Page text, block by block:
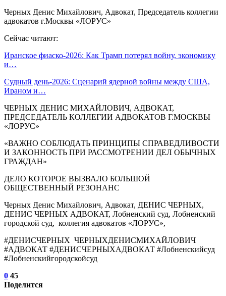
Черных Денис Михайлович, Адвокат, Председатель коллегии
адвокатов г.Москвы «ЛОРУС»
Сейчас читают:
Иранское фиаско-2026: Как Трамп потерял войну, экономику
и…
Судный день-2026: Сценарий ядерной войны между США,
Ираном и…
ЧЕРНЫХ ДЕНИС МИХАЙЛОВИЧ, АДВОКАТ,
ПРЕДСЕДАТЕЛЬ КОЛЛЕГИИ АДВОКАТОВ Г.МОСКВЫ
«ЛОРУС»
«ВАЖНО СОБЛЮДАТЬ ПРИНЦИПЫ СПРАВЕДЛИВОСТИ
И ЗАКОННОСТЬ ПРИ РАССМОТРЕНИИ ДЕЛ ОБЫЧНЫХ
ГРАЖДАН»
ДЕЛО КОТОРОЕ ВЫЗВАЛО БОЛЬШОЙ
ОБЩЕСТВЕННЫЙ РЕЗОНАНС
Черных Денис Михайлович, Адвокат, ДЕНИС ЧЕРНЫХ,
ДЕНИС ЧЕРНЫХ АДВОКАТ, Лобненский суд, Лобненский
городской суд, коллегия адвокатов «ЛОРУС»,
#ДЕНИСЧЕРНЫХ ЧЕРНЫХДЕНИСМИХАЙЛОВИЧ
#АДВОКАТ #ДЕНИСЧЕРНЫХАДВОКАТ #Лобненскийсуд
#Лобненскийгородскойсуд
0 45
Поделится